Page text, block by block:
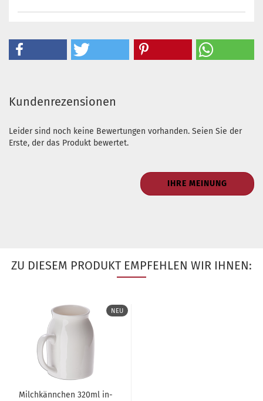
Kundenrezensionen
Leider sind noch keine Bewertungen vorhanden. Seien Sie der
Erste, der das Produkt bewertet.
IHRE MEINUNG
ZU DIESEM PRODUKT EMPFEHLEN WIR IHNEN:
NEU
Milch­känn­chen 320ml in­